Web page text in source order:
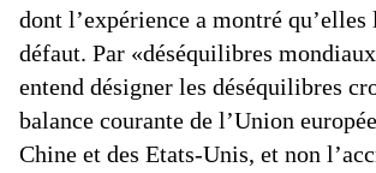
dont l’expérience a montré
défaut. Par «déséquilibres
entend désigner les déséquilibres
balance courante de l’Union
Chine et des Etats-Unis, et non